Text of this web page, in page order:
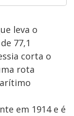
leva o
77,1
corta o
rota
em 1914 e é